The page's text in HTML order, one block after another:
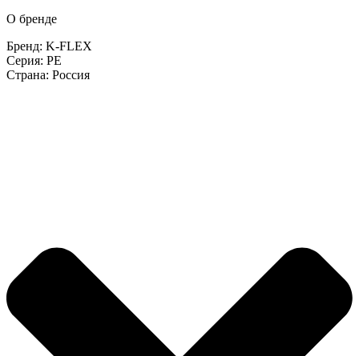
О бренде
Бренд: K-FLEX
Серия: PE
Страна: Россия